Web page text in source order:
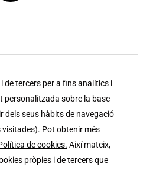
de tercers per a fins analítics i
personalitzada sobre la base
dels seus hàbits de navegació
visitades). Pot obtenir més
de cookies. Així mateix,
pròpies i de tercers que